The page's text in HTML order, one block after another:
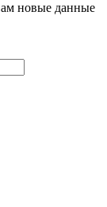
новые данные